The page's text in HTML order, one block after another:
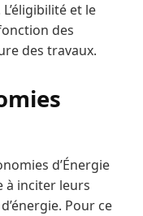
et le
des
des travaux.
d’Énergie
à inciter leurs
Pour ce